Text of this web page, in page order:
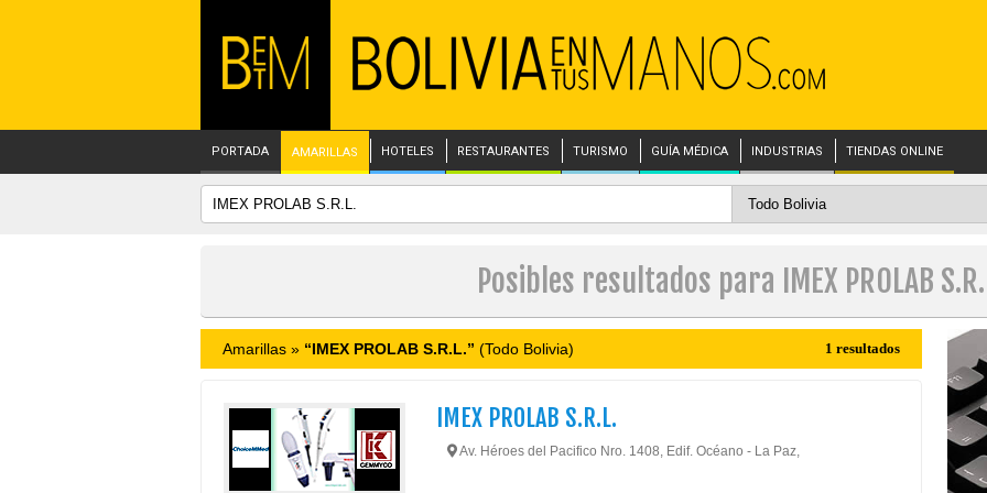
PORTADA AMARILLAS HOTELES RESTAURANTES TURISMO GUÍA MÉDICA INDUSTRIAS TIENDAS ONLINE
Posibles resultados para IMEX PROLAB
Amarillas » “IMEX PROLAB S.R.L.” (Todo Bolivia) 1 resultados
IMEX PROLAB S.R.L.
Av. Héroes del Pacifico Nro. 1408, Edif. Océano - La Paz,